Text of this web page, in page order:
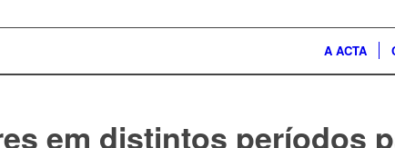
A ACTA
em distintos períodos